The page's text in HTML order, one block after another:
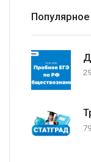
Популярное